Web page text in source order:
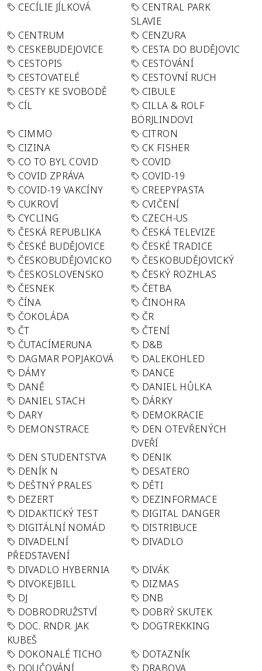
CECÍLIE JÍLKOVÁ
CENTRAL PARK
SLAVIE
CENTRUM
CENZURA
CESKEBUDEJOVICE
CESTA DO BUDĚJOVIC
CESTOPIS
CESTOVÁNÍ
CESTOVATELÉ
CESTOVNÍ RUCH
CESTY KE SVOBODĚ
CIBULE
CÍL
CILLA & ROLF
BÖRJLINDOVI
CIMMO
CITRON
CIZINA
CK FISHER
CO TO BYL COVID
COVID
COVID ZPRÁVA
COVID-19
COVID-19 VAKCÍNY
CREEPYPASTA
CUKROVÍ
CVIČENÍ
CYCLING
CZECH-US
ČESKÁ REPUBLIKA
ČESKÁ TELEVIZE
ČESKÉ BUDĚJOVICE
ČESKÉ TRADICE
ČESKOBUDĚJOVICKO
ČESKOBUDĚJOVICKÝ
ČESKOSLOVENSKO
ČESKÝ ROZHLAS
ČESNEK
ČETBA
ČÍNA
ČINOHRA
ČOKOLÁDA
ČR
ČT
ČTENÍ
ČUTACÍMERUNA
D&B
DAGMAR POPJAKOVÁ
DALEKOHLED
DÁMY
DANCE
DANĚ
DANIEL HŮLKA
DANIEL STACH
DÁRKY
DARY
DEMOKRACIE
DEMONSTRACE
DEN OTEVŘENÝCH
DVEŘÍ
DEN STUDENTSTVA
DENIK
DENÍK N
DESATERO
DEŠTNÝ PRALES
DĚTI
DEZERT
DEZINFORMACE
DIDAKTICKÝ TEST
DIGITAL DANGER
DIGITÁLNÍ NOMÁD
DISTRIBUCE
DIVADELNÍ
PŘEDSTAVENÍ
DIVADLO
DIVADLO HYBERNIA
DIVÁK
DIVOKEJBILL
DIZMAS
DJ
DNB
DOBRODRUŽSTVÍ
DOBRÝ SKUTEK
DOC. RNDR. JAK
KUBEŠ
DOGTREKKING
DOKONALÉ TICHO
DOTAZNÍK
DOUČOVÁNÍ
DRABOVA